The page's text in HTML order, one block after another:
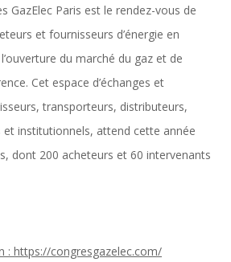
GazElec Paris est le rendez-vous de
et fournisseurs d’énergie en
du marché du gaz et de
Cet espace d’échanges et
transporteurs, distributeurs,
institutionnels, attend cette année
dont 200 acheteurs et 60 intervenants
: https://congresgazelec.com/